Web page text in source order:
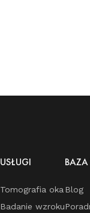
USŁUGI
Tomografia oka
Badanie wzroku
Blog